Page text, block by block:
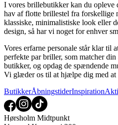
I vores brillebutikker kan du opleve
hav af flotte brillestel fra forskellige
klassiske, minimalistiske look eller
design, så har vi noget for enhver
Vores erfarne personale står klar til
perfekte par briller, som matcher
butikker, og opdag de spændende
Vi glæder os til at hjælpe dig med at
ButikkerÅbningstiderInspiration
Hørsholm Midtpunkt